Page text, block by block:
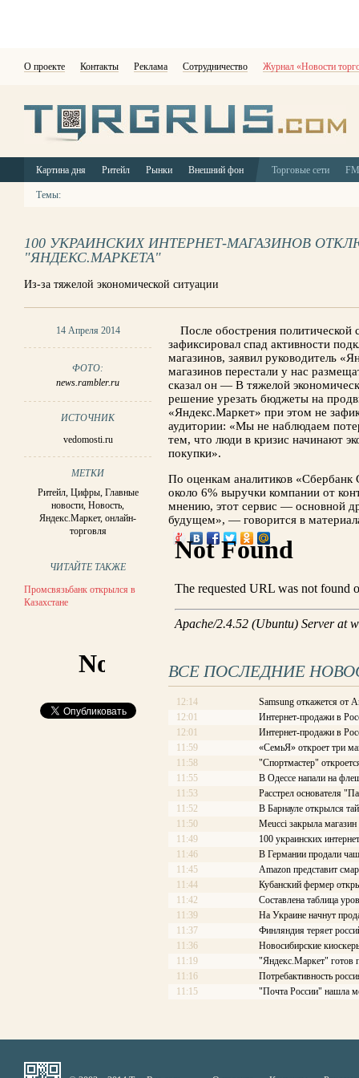
О проекте Контакты Реклама Сотрудничество Журнал «Новости
Картина дня Ритейл Рынки Внешний фон Торговые сети
Темы:
100 УКРАИНСКИХ ИНТЕРНЕТ-МАГАЗИНОВ
"ЯНДЕКС.МАРКЕТА"
Из-за тяжелой экономической ситуации
14 Апреля 2014
ФОТО:
news.rambler.ru
ИСТОЧНИК
vedomosti.ru
МЕТКИ
Ритейл, Цифры, Главные
новости,Новость,
Яндекс.Маркет,онлайн-
торговля
ЧИТАЙТЕ ТАКЖЕ
Промсвязьбанк открылся в
Казахстане
После обострения
зафиксировал спад активности
магазинов, заявил руководитель
магазинов перестали у нас
сказал он — В тяжелой
решение урезать бюджеты на
«Яндекс.Маркет» при этом не
аудитории: «Мы не наблюдаем
тем, что люди в кризис начинают
покупки».
По оценкам аналитиков
около 6% выручки компании от
мнению, этот сервис — основной
будущем», — говорится в
ВСЕ ПОСЛЕДНИЕ
12:14
Samsung откажется от
12:01
Интернет-продажи в
12:01
Интернет-продажи в
11:59
«СемьЯ» откроет три
11:58
"Спортмастер"
11:55
В Одессе напали на
11:53
Расстрел основателя
11:52
В Барнауле открылся
11:50
Meucci закрыла
11:49
100 украинских
11:46
В Германии продали
11:45
Amazon представит
11:44
Кубанский фермер
11:42
Составлена таблица
11:39
На Украине начнут
11:37
Финляндия теряет
11:36
Новосибирские
11:19
"Яндекс.Маркет" готов
11:16
Потребактивность
11:15
"Почта России" нашла